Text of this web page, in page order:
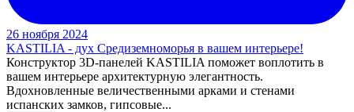
26 ноября 2024
KASTILIA - дух Средиземноморья в вашем интерьере!
Конструктор 3D-панелей KASTILIA поможет воплотить в
вашем интерьере архитектурную элегантность.
Вдохновленные величественными арками и стенами
испанских замков, гипсовые...